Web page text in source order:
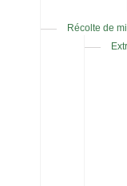
Récolte de